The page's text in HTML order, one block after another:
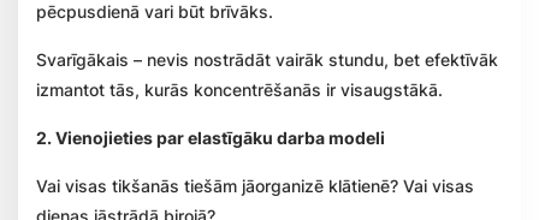
pēcpusdienā vari būt brīvāks.
Svarīgākais – nevis nostrādāt vairāk stundu, bet efektīvāk
izmantot tās, kurās koncentrēšanās ir visaugstākā.
2. Vienojieties par elastīgāku darba modeli
Vai visas tikšanās tiešām jāorganizē klātienē? Vai visas
dienas jāstrādā birojā?